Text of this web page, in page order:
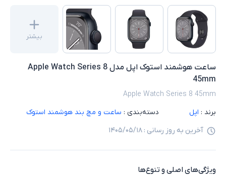
بیشتر
ساعت هوشمند استوک اپل مدل Apple Watch Series 8
45mm
Apple Watch Series 8 45mm
برند : اپل دسته‌بندی : ساعت و مچ بند هوشمند استوک
آخرین به روز رسانی : ۱۴۰۵/۰۵/۱۸
ویژگی‌های اصلی و تنوع‌ها